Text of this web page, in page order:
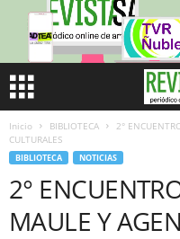
Inicio BIBLIOTECA
2°
CULTURALES
BIBLIOTECA NOTICIAS
2°
MAULE Y